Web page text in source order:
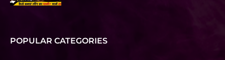
POPULAR CATEGORIES